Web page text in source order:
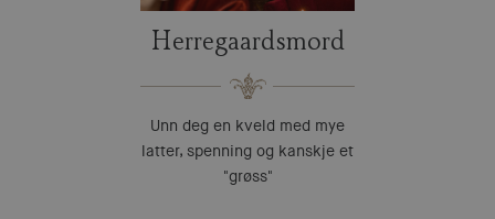
Herregaardsmord
Unn deg en kveld med mye
latter, spenning og kanskje et
"grøss"